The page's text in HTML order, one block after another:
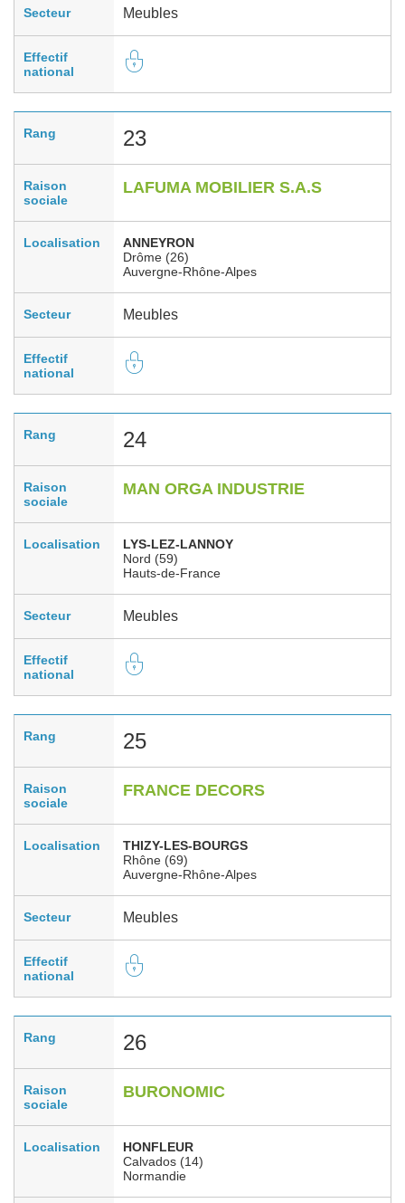
Secteur Meubles
Effectif
national
Rang 23
Raison
sociale
LAFUMA MOBILIER S.A.S
Localisation
ANNEYRON
Drôme (26)
Auvergne-Rhône-Alpes
Secteur Meubles
Effectif
national
Rang 24
Raison
sociale
MAN ORGA INDUSTRIE
Localisation
LYS-LEZ-LANNOY
Nord (59)
Hauts-de-France
Secteur Meubles
Effectif
national
Rang 25
Raison
sociale
FRANCE DECORS
Localisation
THIZY-LES-BOURGS
Rhône (69)
Auvergne-Rhône-Alpes
Secteur Meubles
Effectif
national
Rang 26
Raison
sociale
BURONOMIC
Localisation
HONFLEUR
Calvados (14)
Normandie